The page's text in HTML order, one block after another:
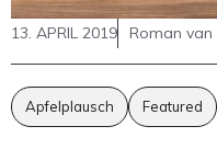
13. APRIL 2019 Roman van
Apfelplausch Featured